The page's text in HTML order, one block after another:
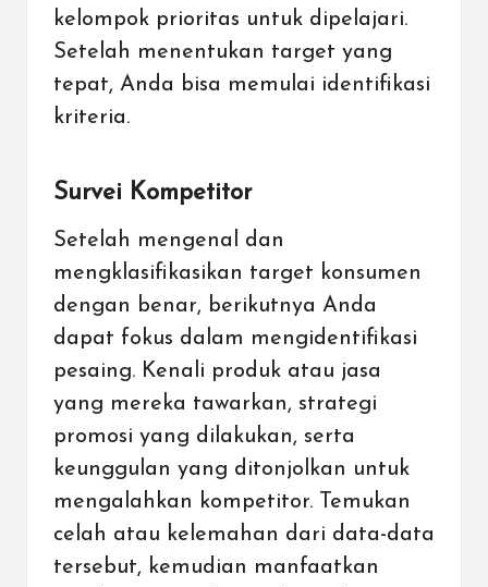
kelompok prioritas untuk dipelajari.
Setelah menentukan target yang
tepat, Anda bisa memulai identifikasi
kriteria.
Survei Kompetitor
Setelah mengenal dan
mengklasifikasikan target konsumen
dengan benar, berikutnya Anda
dapat fokus dalam mengidentifikasi
pesaing. Kenali produk atau jasa
yang mereka tawarkan, strategi
promosi yang dilakukan, serta
keunggulan yang ditonjolkan untuk
mengalahkan kompetitor. Temukan
celah atau kelemahan dari data-data
tersebut, kemudian manfaatkan